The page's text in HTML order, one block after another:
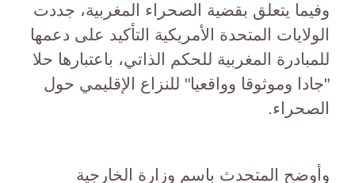
وفيما يتعلق بقضية الصحراء المغربية، جددت
الولايات المتحدة الأمريكية التأكيد على دعمها
للمبادرة المغربية للحكم الذاتي، باعتبارها حلا
"جادا وموثوقا وواقعيا" للنزاع الإقليمي حول
الصحراء.
وأوضح المتحدث باسم وزارة الخارجية